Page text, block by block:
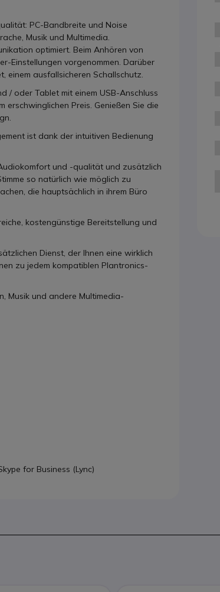
PC-Bandbreite und Noise
Musik und Multimedia.
optimiert. Beim Anhören von
Einstellungen vorgenommen. Darüber
einem ausfallsicheren Schallschutz.
/ oder Tablet mit einem USB-Anschluss
Preis. Genießen Sie die
ist dank der intuitiven Bedienung
und -qualität und zusätzlich
so natürlich wie möglich zu
die hauptsächlich in ihrem Büro
kostengünstige Bereitstellung und
Dienst, der Ihnen eine wirklich
zu jedem kompatiblen Plantronics-
Musik und andere Multimedia-
for Business (Lync)